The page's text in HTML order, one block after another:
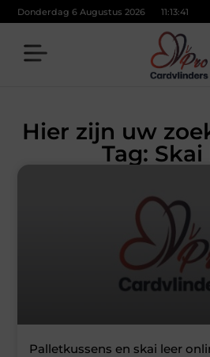
Donderdag 6 Augustus 2026 11:13:42
Hier zijn uw
Tag: Skai
Palletkussens en skai leer